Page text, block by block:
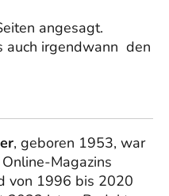
angesagt.
auch irgendwann den
, geboren 1953, war
Magazins
von 1996 bis 2020